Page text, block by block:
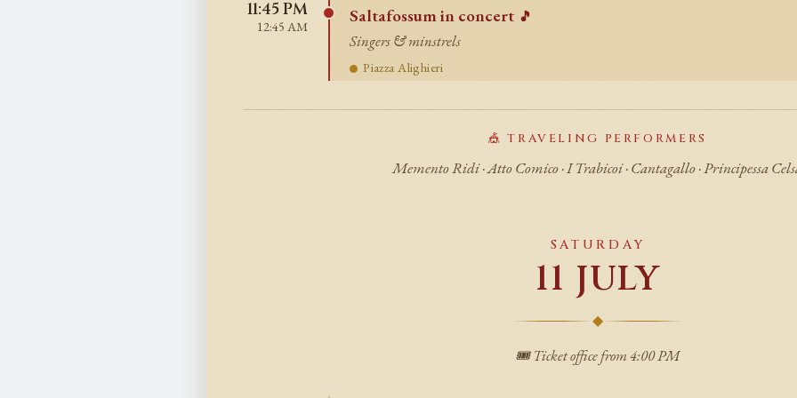
11:45 PM
12:45 AM Saltafossum in concert 🎵
Singers & minstrels
Piazza Alighieri
🎪 TRAVELING PERFORMERS
Memento Ridi · Atto Comico · I Trabicoi · Cantagallo · Principessa
SATURDAY
11 JULY
◆
🎟️ Ticket office from 4:00 PM